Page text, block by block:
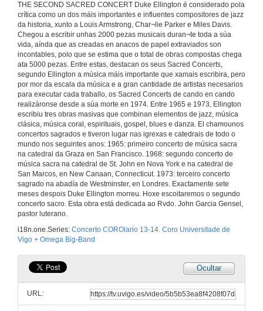
THE SECOND SACRED CONCERT Duke Ellington é considerado pola
crítica como un dos máis importantes e influentes compositores de jazz
da historia, xunto a Louis Armstrong, Char¬lie Parker e Miles Davis.
Chegou a escribir unhas 2000 pezas musicais duran¬te toda a súa
vida, aínda que as creadas en anacos de papel extraviados son
incontables, polo que se estima que o total de obras compostas chega
ata 5000 pezas. Entre estas, destacan os seus Sacred Concerts,
segundo Ellington a música máis importante que xamais escribira, pero
por mor da escala da música e a gran cantidade de artistas necesarios
para executar cada traballo, os Sacred Concerts de cando en cando
realizáronse desde a súa morte en 1974. Entre 1965 e 1973, Ellington
escribiu tres obras masivas que combinan elementos de jazz, música
clásica, música coral, espirituais, gospel, blues e danza. El chamounos
concertos sagrados e tiveron lugar nas igrexas e catedrais de todo o
mundo nos seguintes anos: 1965: primeiro concerto de música sacra
na catedral da Graza en San Francisco. 1968: segundo concerto de
música sacra na catedral de St. John en Nova York e na catedral de
San Marcos, en New Canaan, Connecticut. 1973: terceiro concerto
sagrado na abadía de Westminster, en Londres. Exactamente sete
meses despois Duke Ellington morreu. Hoxe escoitaremos o segundo
concerto sacro. Esta obra está dedicada ao Rvdo. John Garcia Gensel,
pastor luterano.
i18n.one.Series: Concerto COROlario 13-14. Coro Universitade de
Vigo + Omega Big-Band
Ocultar
URL:
Praise God
para coro e banda
19 de xuño de 2014
Heaven
para só de soprano, coro e banda
19 de xuño de 2014
Freedom-suite. To be contendede
para coro e banda
19 de xuño de 2014
Freedom
para coro, saxo alto e sección de ritmos
19 de xuño de 2014
para coro e banda
Freedom is a Word & Sweet, fat and that
para coro, recitadora e sección de ritmos
19 de xuño de 2014